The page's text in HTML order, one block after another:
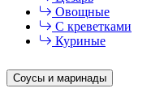
Овощные
С креветками
Куриные
Соусы и маринады